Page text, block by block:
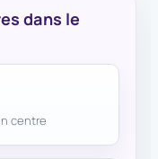
dans le
centre